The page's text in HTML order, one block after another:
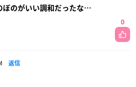
ぼのがいい調和だったな…
0
返信